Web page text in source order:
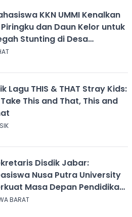
KKN UMMI Kenalkan
Piringku dan Daun Kelor untuk
Stunting di Desa
Lagu THIS & THAT Stray Kids:
This and That, This and
Disdik Jabar:
Nusa Putra University
Masa Depan Pendidikan
Barat
BARAT